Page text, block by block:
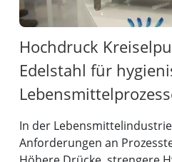
Hochdruck
Edelstahl für
In der
Anforderungen an